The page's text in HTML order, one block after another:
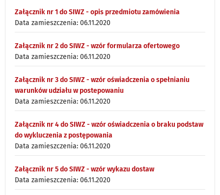
Załącznik nr 1 do SIWZ - opis przedmiotu zamówienia
Data zamieszczenia: 06.11.2020
Załącznik nr 2 do SIWZ - wzór formularza ofertowego
Data zamieszczenia: 06.11.2020
Załącznik nr 3 do SIWZ - wzór oświadczenia o spełnianiu
warunków udziału w postepowaniu
Data zamieszczenia: 06.11.2020
Załącznik nr 4 do SIWZ - wzór oświadczenia o braku podstaw
do wykluczenia z postępowania
Data zamieszczenia: 06.11.2020
Załącznik nr 5 do SIWZ - wzór wykazu dostaw
Data zamieszczenia: 06.11.2020